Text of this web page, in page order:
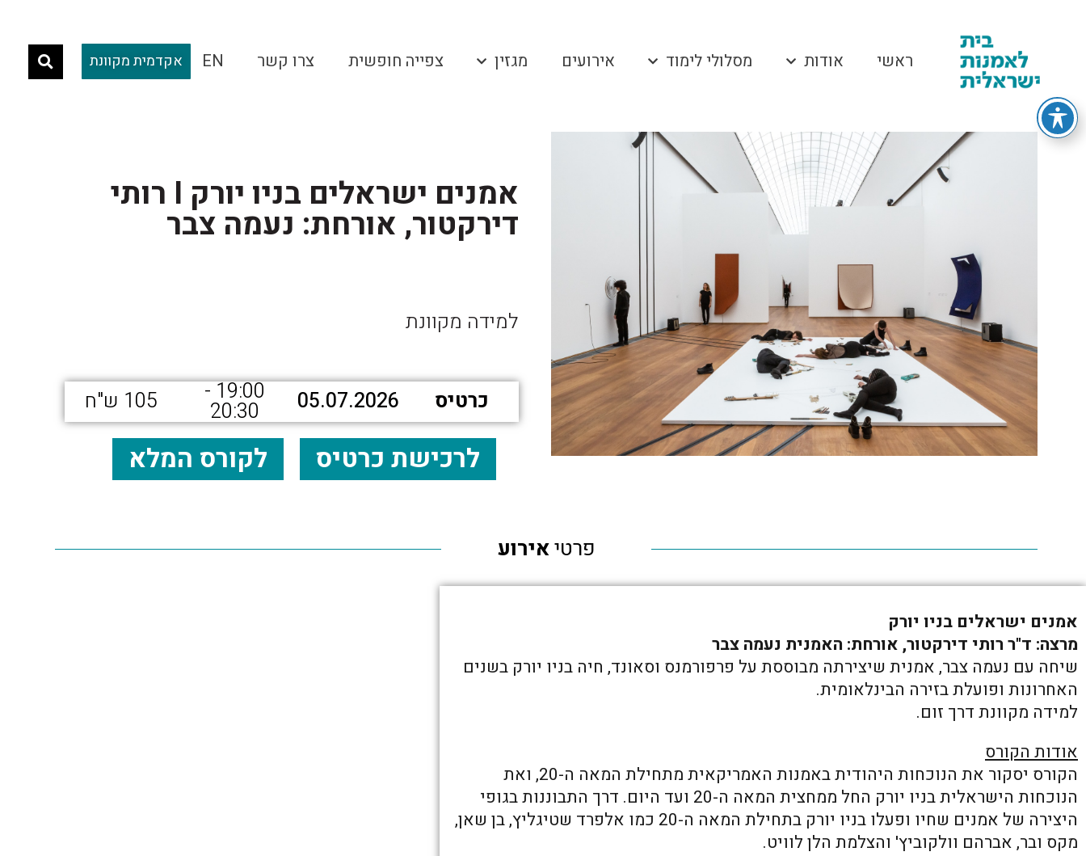
ראשי אודות מסלולי לימוד אירועים מגזין צפייה חופשית צרו קשר EN אקדמית מקוונת
אמנים ישראלים בניו יורק I רותי
דירקטור, אורחת: נעמה צבר
למידה מקוונת
כרטיס 05.07.2026
19:00 -
20:30 105 ש"ח
לרכישת כרטיס לקורס המלא
פרטיאירוע
אמנים ישראלים בניו יורק
מרצה: ד"ר רותי דירקטור, אורחת: האמנית נעמה צבר
שיחה עם נעמה צבר, אמנית שיצירתה מבוססת על פרפורמנס וסאונד, חיה בניו יורק בשנים
האחרונות ופועלת בזירה הבינלאומית.
למידה מקוונת דרך זום.
אודות הקורס
הקורס יסקור את הנוכחות היהודית באמנות האמריקאית מתחילת המאה ה-20, ואת
הנוכחות הישראלית בניו יורק החל ממחצית המאה ה-20 ועד היום. דרך התבוננות בגופי
היצירה של אמנים שחיו ופעלו בניו יורק בתחילת המאה ה-20 כמו אלפרד שטיגליץ, בן שאן,
מקס ובר, אברהם וולקוביץ' והצלמת הלן לוויט.